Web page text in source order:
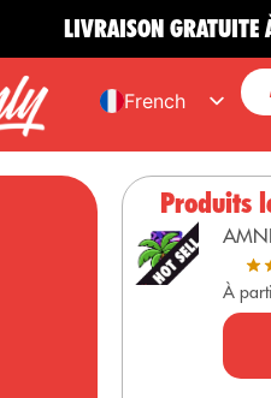
LIVRAISON GRATUITE À
French
English
Portuguese
German
Produits
À